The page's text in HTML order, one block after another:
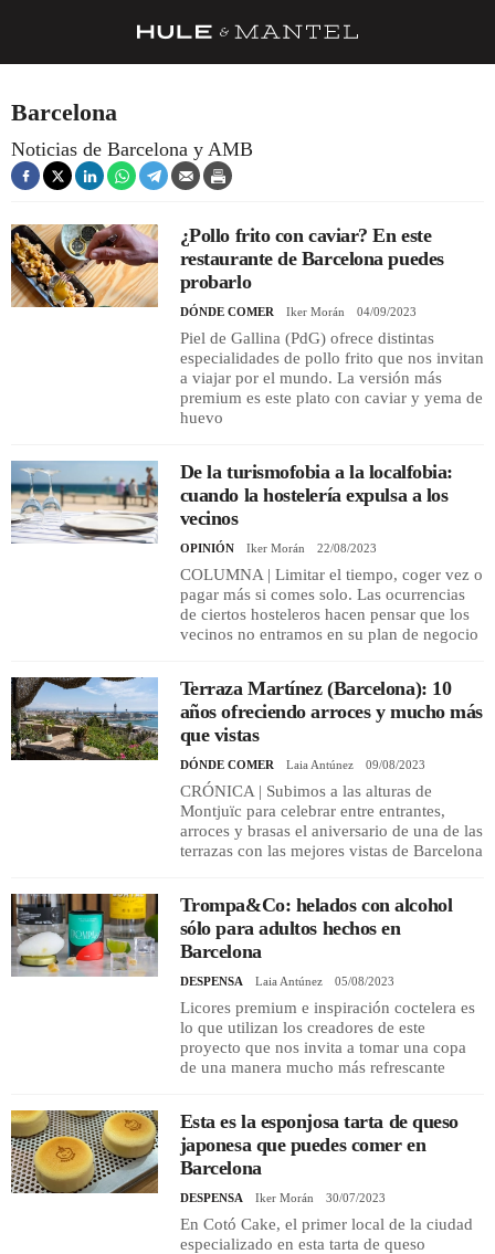
DESPENSA
DÓNDE COMER
ÍDOLOS DE MESAS
A CUCHILLO
REGISTRO
INICIAR SESIÓN
Barcelona
Noticias de Barcelona y AMB
¿Pollo frito con caviar? En este
restaurante de Barcelona puedes
probarlo
DÓNDE COMER Iker Morán 04/09/2023
Piel de Gallina (PdG) ofrece distintas
especialidades de pollo frito que nos invitan
a viajar por el mundo. La versión más
premium es este plato con caviar y yema de
huevo
De la turismofobia a la localfobia:
cuando la hostelería expulsa a los
vecinos
OPINIÓN Iker Morán 22/08/2023
COLUMNA | Limitar el tiempo, coger vez o
pagar más si comes solo. Las ocurrencias
de ciertos hosteleros hacen pensar que los
vecinos no entramos en su plan de negocio
Terraza Martínez (Barcelona): 10
años ofreciendo arroces y mucho más
que vistas
DÓNDE COMER Laia Antúnez 09/08/2023
CRÓNICA | Subimos a las alturas de
Montjuïc para celebrar entre entrantes,
arroces y brasas el aniversario de una de las
terrazas con las mejores vistas de Barcelona
Trompa&Co: helados con alcohol
sólo para adultos hechos en
Barcelona
DESPENSA Laia Antúnez 05/08/2023
Licores premium e inspiración coctelera es
lo que utilizan los creadores de este
proyecto que nos invita a tomar una copa
de una manera mucho más refrescante
Esta es la esponjosa tarta de queso
japonesa que puedes comer en
Barcelona
DESPENSA Iker Morán 30/07/2023
En Cotó Cake, el primer local de la ciudad
especializado en esta tarta de queso